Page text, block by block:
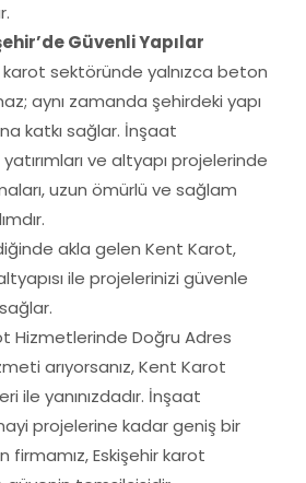
Güvenli Yapılar
karot sektöründe yalnızca beton
aynı zamanda şehirdeki yapı
katkı sağlar. İnşaat
ve altyapı projelerinde
uzun ömürlü ve sağlam
akla gelen Kent Karot,
ile projelerinizi güvenle
Hizmetlerinde Doğru Adres
arıyorsanız, Kent Karot
ile yanınızdadır. İnşaat
projelerine kadar geniş bir
Eskişehir karot